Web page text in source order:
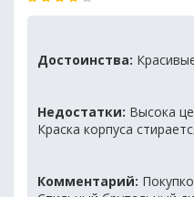
Достоинства:
Недостатки: Высока
Краска корпуса
Комментарий: